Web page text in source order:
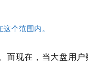
个范围内。
现在，当大盘用